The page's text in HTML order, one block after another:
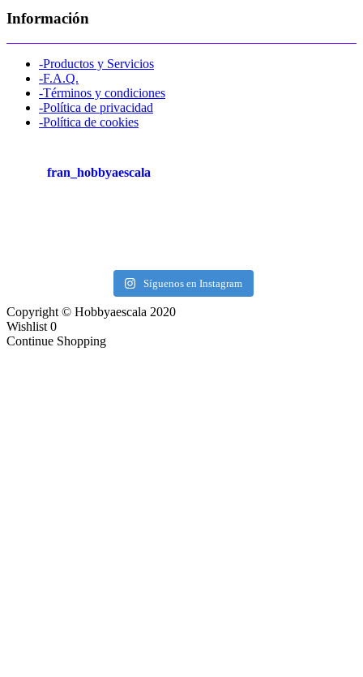
Información
-Productos y Servicios
-F.A.Q.
-Términos y condiciones
-Política de privacidad
-Política de cookies
fran_hobbyaescala
Síguenos en Instagram
Copyright © Hobbyaescala 2020
Wishlist 0
Continue Shopping